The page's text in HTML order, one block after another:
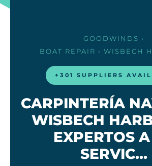
GOODWINDS ›
BOAT REPAIR › WISBECH
+301 SUPPLIERS
CARPINTERÍA
WISBECH
EXPERTOS
SERVIC…